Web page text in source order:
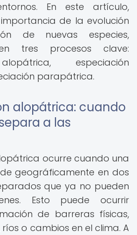
En este artículo,
de la evolución
de nuevas especies,
tres procesos clave:
especiación
parapátrica.
alopátrica: cuando
a las
ocurre cuando una
geográficamente en dos
que ya no pueden
Esto puede ocurrir
de barreras físicas,
o cambios en el clima. A